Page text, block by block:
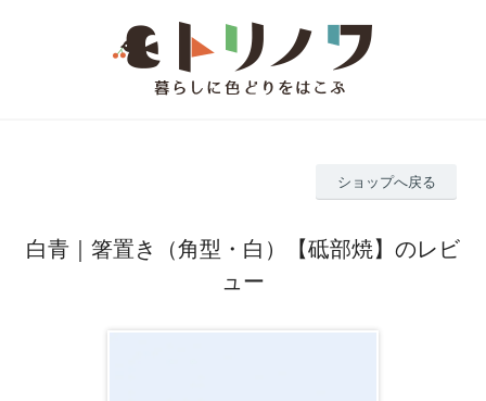
ショップへ戻る
白青｜箸置き（角型・白）【砥部焼】のレビ
ュー